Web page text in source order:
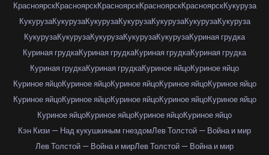
КрасноярскКрасноярскКрасноярскКрасноярскКрасноярскКукуруза
КукурузаКукурузаКукурузаКукурузаКукурузаКукурузаКукуруза
КукурузаКукурузаКукурузаКукурузаКукурузаКуриная грудка
Куриная грудкаКуриная грудкаКуриная грудкаКуриная грудка
Куриная грудкаКуриная грудкаКуриное яйцоКуриное яйцо
Куриное яйцоКуриное яйцоКуриное яйцоКуриное яйцоКуриное яйцо
Куриное яйцоКуриное яйцоКуриное яйцоКуриное яйцоКуриное яйцо
Куриное яйцоКуриное яйцоКуриное яйцоКуриное яйцо
Кэн Кизи — Над кукушкиным гнездомЛев Толстой — Война и мир
Лев Толстой — Война и мирЛев Толстой — Война и мир